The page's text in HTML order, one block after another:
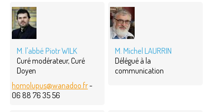
M. l'abbé Piotr WILK
Curé modérateur, Curé
Doyen
homolupus@wanadoo.fr-
06 88 76 35 56
M. Michel LAURRIN
Délégué à la
communication